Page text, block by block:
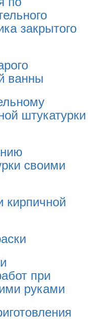
закрытого
ванны
штукатурки
своими
кирпичной
при
руками